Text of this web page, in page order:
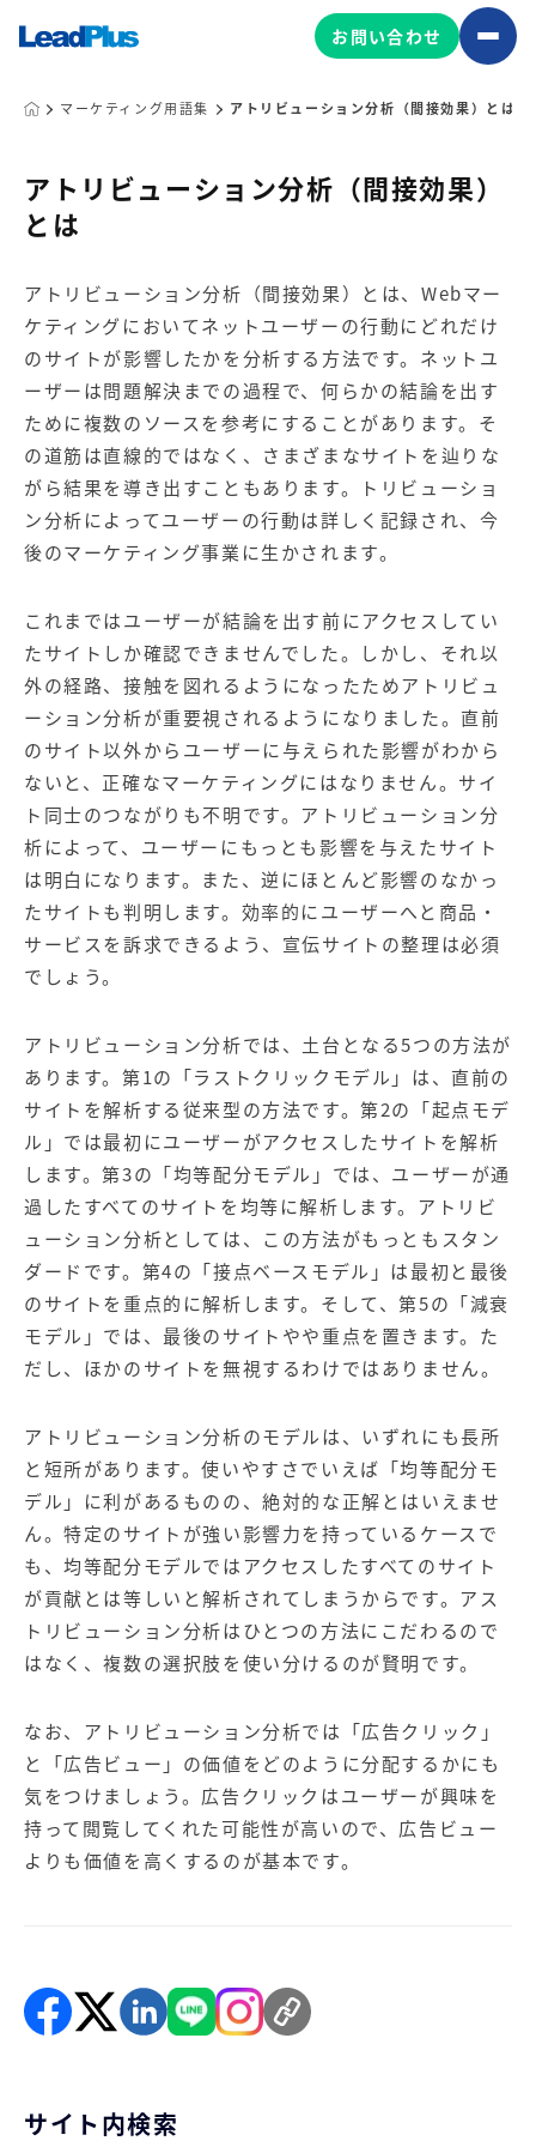
MA/CRM/SFA導入・運用
コンテンツ制作
マーケティング基盤の製品
Leadplus One MyFolio
サイトアクセス解析ダッシュ
ボード
HubSpot導入・運用
マーケティングサービスの製品
【店舗型ビジネス向け】エリ
ア
ング
【IT企業向け】マーケティン
グ
サービス
SNSアカウント運用代行サー
ビス（LINE）
広告プロモーションの製品
【クリニック向け】新規集患
Web広告サービス
【歯科業界向け】新規集患
Web広告パッケージ
【塾・個別塾業界向け】新規
集客Web広告パッケージ
サイトアクセス増加パッケー
商圏ねらいうちパッケージ 求人パッケージ
WEBプラス
お問い合わせ
マーケティング用語集 アトリビューション分析（間接効果）とは
アトリビューション分析（間接効果）
とは
アトリビューション分析（間接効果）とは、Webマー
ケティングにおいてネットユーザーの行動にどれだけ
のサイトが影響したかを分析する方法です。ネットユ
ーザーは問題解決までの過程で、何らかの結論を出す
ために複数のソースを参考にすることがあります。そ
の道筋は直線的ではなく、さまざまなサイトを辿りな
がら結果を導き出すこともあります。トリビューショ
ン分析によってユーザーの行動は詳しく記録され、今
後のマーケティング事業に生かされます。
これまではユーザーが結論を出す前にアクセスしてい
たサイトしか確認できませんでした。しかし、それ以
外の経路、接触を図れるようになったためアトリビュ
ーション分析が重要視されるようになりました。直前
のサイト以外からユーザーに与えられた影響がわから
ないと、正確なマーケティングにはなりません。サイ
ト同士のつながりも不明です。アトリビューション分
析によって、ユーザーにもっとも影響を与えたサイト
は明白になります。また、逆にほとんど影響のなかっ
たサイトも判明します。効率的にユーザーへと商品・
サービスを訴求できるよう、宣伝サイトの整理は必須
でしょう。
アトリビューション分析では、土台となる5つの方法が
あります。第1の「ラストクリックモデル」は、直前の
サイトを解析する従来型の方法です。第2の「起点モデ
ル」では最初にユーザーがアクセスしたサイトを解析
します。第3の「均等配分モデル」では、ユーザーが通
過したすべてのサイトを均等に解析します。アトリビ
ューション分析としては、この方法がもっともスタン
ダードです。第4の「接点ベースモデル」は最初と最後
のサイトを重点的に解析します。そして、第5の「減衰
モデル」では、最後のサイトやや重点を置きます。た
だし、ほかのサイトを無視するわけではありません。
アトリビューション分析のモデルは、いずれにも長所
と短所があります。使いやすさでいえば「均等配分モ
デル」に利があるものの、絶対的な正解とはいえませ
ん。特定のサイトが強い影響力を持っているケースで
も、均等配分モデルではアクセスしたすべてのサイト
が貢献とは等しいと解析されてしまうからです。アス
トリビューション分析はひとつの方法にこだわるので
はなく、複数の選択肢を使い分けるのが賢明です。
なお、アトリビューション分析では「広告クリック」
と「広告ビュー」の価値をどのように分配するかにも
気をつけましょう。広告クリックはユーザーが興味を
持って閲覧してくれた可能性が高いので、広告ビュー
よりも価値を高くするのが基本です。
サイト内検索